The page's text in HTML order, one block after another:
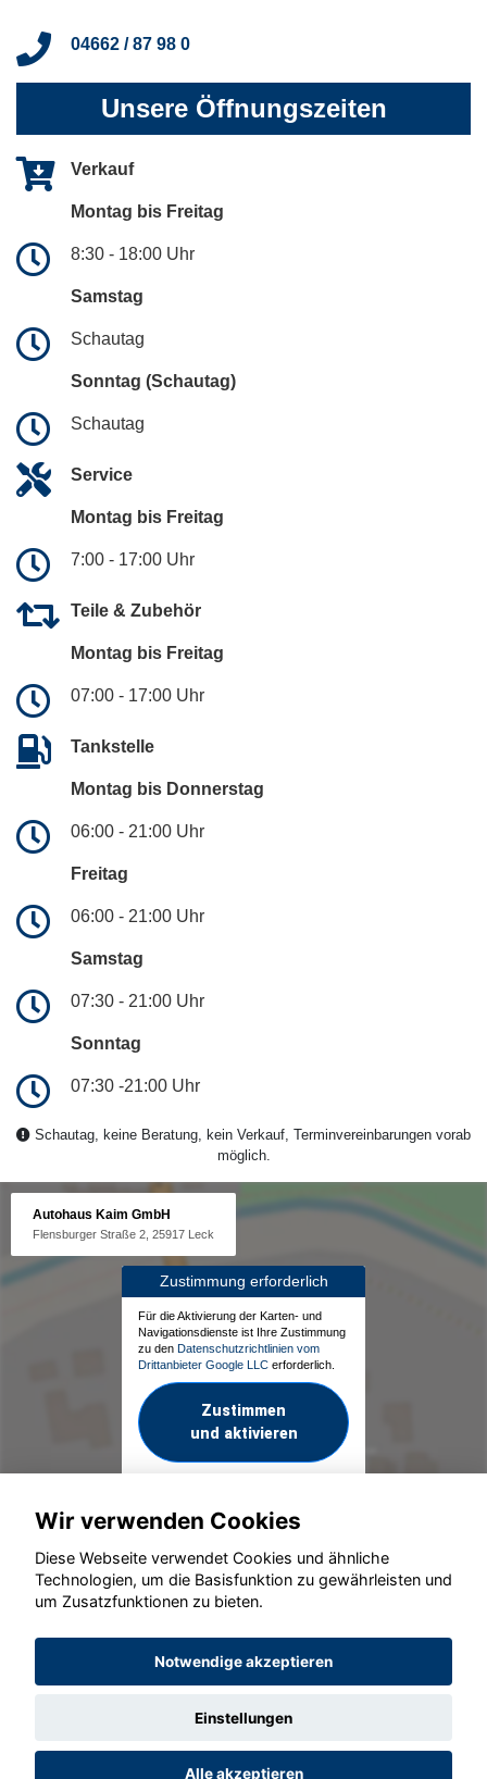
04662 / 87 98 0
Unsere Öffnungszeiten
Verkauf
Montag bis Freitag
8:30 - 18:00 Uhr
Samstag
Schautag
Sonntag (Schautag)
Schautag
Service
Montag bis Freitag
7:00 - 17:00 Uhr
Teile & Zubehör
Montag bis Freitag
07:00 - 17:00 Uhr
Tankstelle
Montag bis Donnerstag
06:00 - 21:00 Uhr
Freitag
06:00 - 21:00 Uhr
Samstag
07:30 - 21:00 Uhr
Sonntag
07:30 -21:00 Uhr
Schautag, keine Beratung, kein Verkauf, Terminvereinbarungen vorab
möglich.
Autohaus Kaim GmbH
Flensburger Straße 2, 25917 Leck
Zustimmung erforderlich
Für die Aktivierung der Karten- und
Navigationsdienste ist Ihre Zustimmung
zu den Datenschutzrichtlinien vom
Drittanbieter Google LLC erforderlich.
Zustimmen
und aktivieren
© konjunkturmotor.de GmbH 2020 - 2026
Wir verwenden Cookies
Diese Webseite verwendet Cookies und ähnliche
Technologien, um die Basisfunktion zu gewährleisten und
um Zusatzfunktionen zu bieten.
Notwendige akzeptieren
Einstellungen
Alle akzeptieren